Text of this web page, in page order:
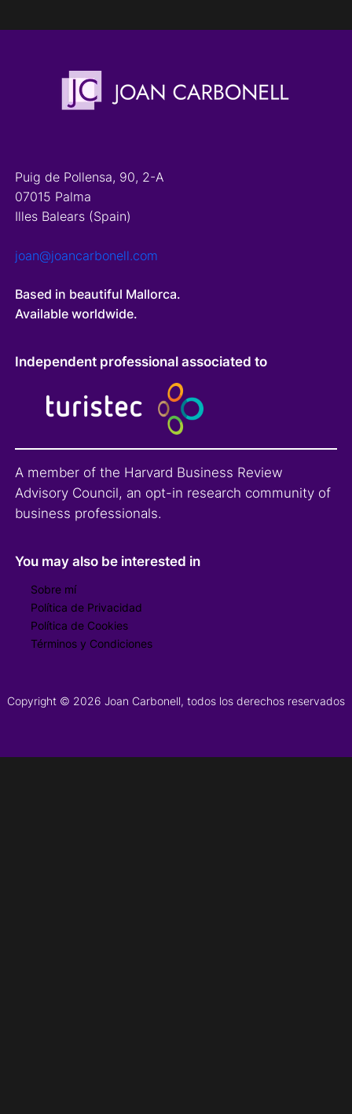
Puig de Pollensa, 90, 2-A
07015 Palma
Illes Balears (Spain)
joan@joancarbonell.com
Based in beautiful Mallorca.
Available worldwide.
Independent professional associated to
A member of the Harvard Business Review
Advisory Council, an opt-in research community of
business professionals.
You may also be interested in
Sobre mí
Política de Privacidad
Política de Cookies
Términos y Condiciones
Copyright © 2026 Joan Carbonell, todos los derechos reservados